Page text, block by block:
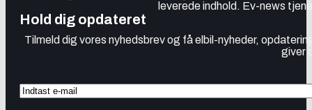
leverede indhold. Ev-news
Hold dig opdateret
Tilmeld dig vores nyhedsbrev og få elbil-nyheder,
giver